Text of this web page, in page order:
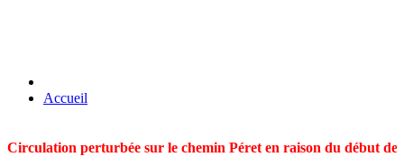
Accueil
Circulation perturbée sur le chemin Péret en raison du début